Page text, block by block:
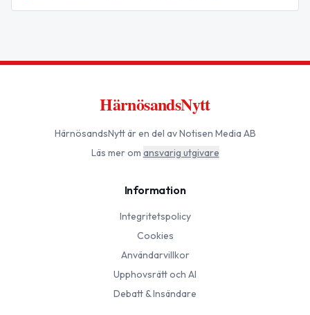
HärnösandsNytt
HärnösandsNyttär en del av Notisen Media AB
Läs mer om ansvarig utgivare
Information
Integritetspolicy
Cookies
Användarvillkor
Upphovsrätt och AI
Debatt & Insändare